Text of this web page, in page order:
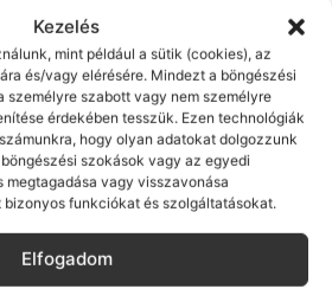
Kezelés
mint például a sütik (cookies), az
és/vagy elérésére. Mindezt a böngészési
személyre szabott vagy nem személyre
érdekében tesszük. Ezen technológiák
hogy olyan adatokat dolgozzunk
szokások vagy az egyedi
vagy visszavonása
funkciókat és szolgáltatásokat.
Elfogadom
de a felelősségvállalás nálunk alap.
hiba, nem kifogásokat keresünk,
Szakértő kollégáink azonnal kézbe
az ügyedet.
Futár & Szerviz